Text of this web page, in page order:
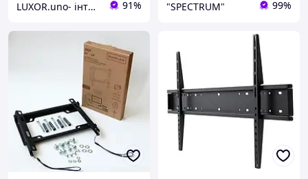
LUXOR.uno- інтернет магазин 91% "SPECTRUM" 99%